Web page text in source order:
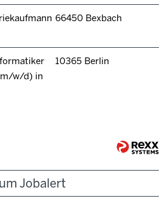
66450 Bexbach
w/d) in
10365 Berlin
Jobalert